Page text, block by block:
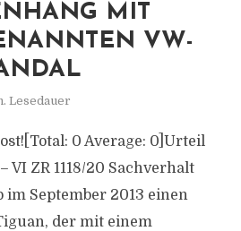
MIT
VW-
Lesedauer
0 Average: 0]Urteil
VI ZR 1118/20 Sachverhalt
September 2013 einen
der mit einem